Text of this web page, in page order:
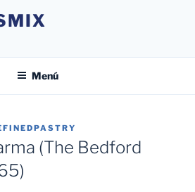
Menú
(The Bedford